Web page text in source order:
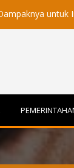
Industri Nikel